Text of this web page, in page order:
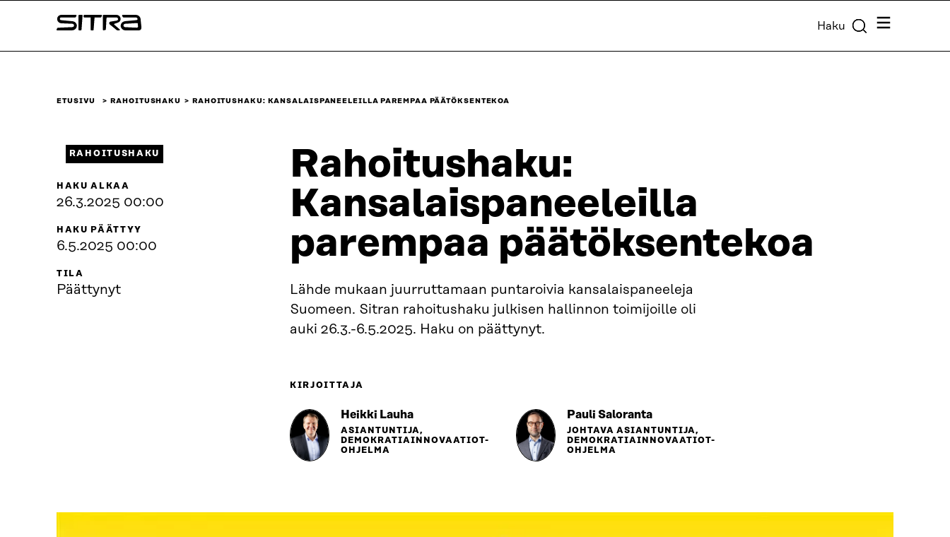
sisältöön
Sitra Haku Valikko
ETUSIVU RAHOITUSHAKU RAHOITUSHAKU: KANSALAISPANEELEILLA PAREMPAA PÄÄTÖKSENTEKOA
Rahoitushaku:
Kansalaispaneeleilla
parempaa päätöksentekoa
Lähde mukaan juurruttamaan puntaroivia kansalaispaneeleja
Suomeen. Sitran rahoitushaku julkisen hallinnon toimijoille oli
auki 26.3.-6.5.2025. Haku on päättynyt.
KIRJOITTAJA
Heikki Lauha
ASIANTUNTIJA,
DEMOKRATIAINNOVAATIOT-
OHJELMA
Pauli Saloranta
JOHTAVA ASIANTUNTIJA,
DEMOKRATIAINNOVAATIOT-
OHJELMA
RAHOITUSHAKU
HAKU ALKAA
26.3.2025 00:00
HAKU PÄÄTTYY
6.5.2025 00:00
TILA
Päättynyt